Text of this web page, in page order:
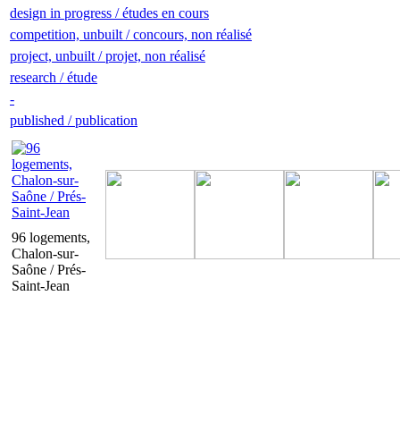
design in progress / études en cours
competition, unbuilt / concours, non réalisé
project, unbuilt / projet, non réalisé
research / étude
-
published / publication
96 logements,
Chalon-sur-
Saône / Prés-
Saint-Jean